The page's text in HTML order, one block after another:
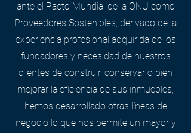
ante el Pacto Mundial de la ONU como
Proveedores Sostenibles; derivado de la
experiencia profesional adquirida de los
fundadores y necesidad de nuestros
clientes de construir, conservar o bien
mejorar la eficiencia de sus inmuebles,
hemos desarrollado otras líneas de
negocio lo que nos permite un mayor y